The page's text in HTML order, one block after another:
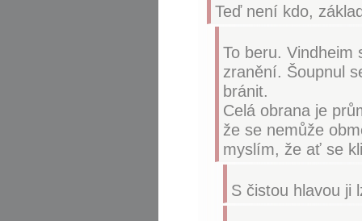
Teď není kdo,
To beru. Vindheim
zranění. Šoupnul
bránit.
Celá obrana je
že se nemůže
myslím, že ať se
S čistou hlavou ji